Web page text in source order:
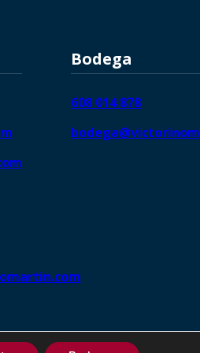
Bodega
608 014 878
DigitalGrowthⓇ